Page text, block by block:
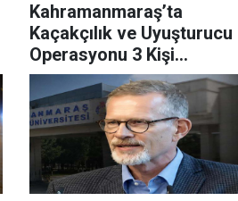
Kahramanmaraş’ta
Kaçakçılık ve Uyuşturucu
Operasyonu 3 Kişi
Tutuklandı